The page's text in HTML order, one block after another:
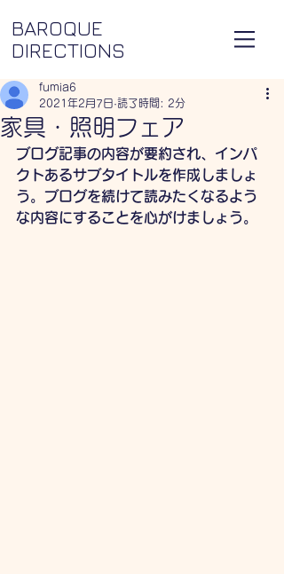
BAROQUE
DIRECTIONS
家具・照明フェア
fumia6
2021年2月7日 読了時間: 2分
ブログ記事の内容が要約され、インパ
クトあるサブタイトルを作成しましょ
う。ブログを続けて読みたくなるよう
な内容にすることを心がけましょう。